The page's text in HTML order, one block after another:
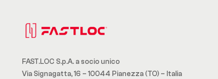
FAST.LOC S.p.A. a socio unico
Via Signagatta, 16 – 10044 Pianezza (TO) – Italia